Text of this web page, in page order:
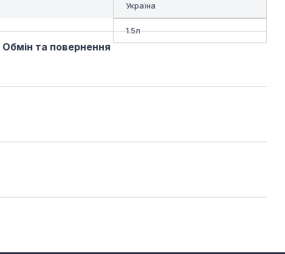
Україна
1.5л
Обмін та повернення